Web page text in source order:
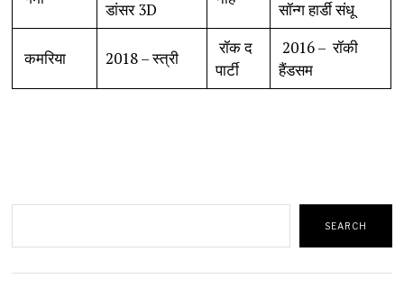
डांसर 3D
सॉन्ग हार्डी संधू
कमरिया 2018 – स्त्री
रॉक द
पार्टी
2016 – रॉकी
हैंडसम
SEARCH